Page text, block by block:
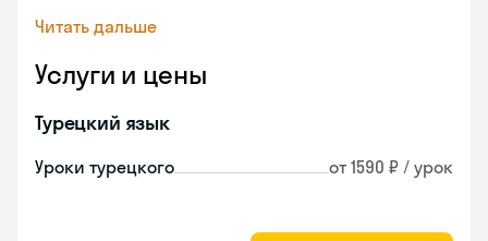
Читать дальше
Услуги и цены
Турецкий язык
Уроки турецкого от 1590 ₽ / урок